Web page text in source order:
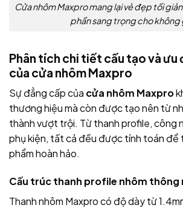
Cửa nhôm Maxpro mang lại vẻ đẹp tối
phần sang trọng cho không
Phân tích chi tiết cấu tạo và
của cửa nhôm Maxpro
Sự đẳng cấp của cửa nhôm Maxpro
thương hiệu mà còn được tạo nên từ
thành vượt trội. Từ thanh profile, công
phụ kiện, tất cả đều được tính toán để
phẩm hoàn hảo.
Cấu trúc thanh profile nhôm thông
Thanh nhôm Maxpro có độ dày từ